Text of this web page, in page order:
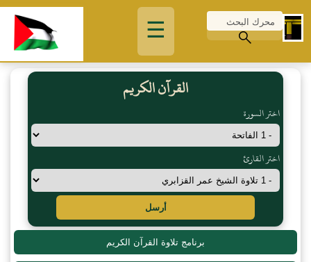
☰
القرآن الكريم
اختر السورة
اختر القارئ
أرسل
برنامج تلاوة القرآن الكريم